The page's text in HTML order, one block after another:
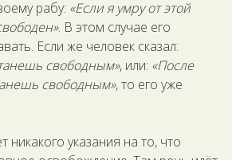
рабу: «Если я умру от этой
. В этом случае его
Если же человек сказал:
свободным», или: «После
свободным», то его уже
никакого указания на то, что